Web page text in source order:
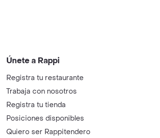
Únete a Rappi
Registra tu restaurante
Trabaja con nosotros
Registra tu tienda
Posiciones disponibles
Quiero ser Rappitendero